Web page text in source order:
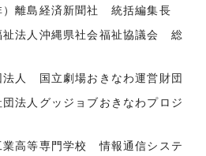
離島経済新聞社 統括編集長
法人沖縄県社会福祉協議会 総
人 国立劇場おきなわ運営財団
人グッジョブおきなわプロジ
高等専門学校 情報通信システ